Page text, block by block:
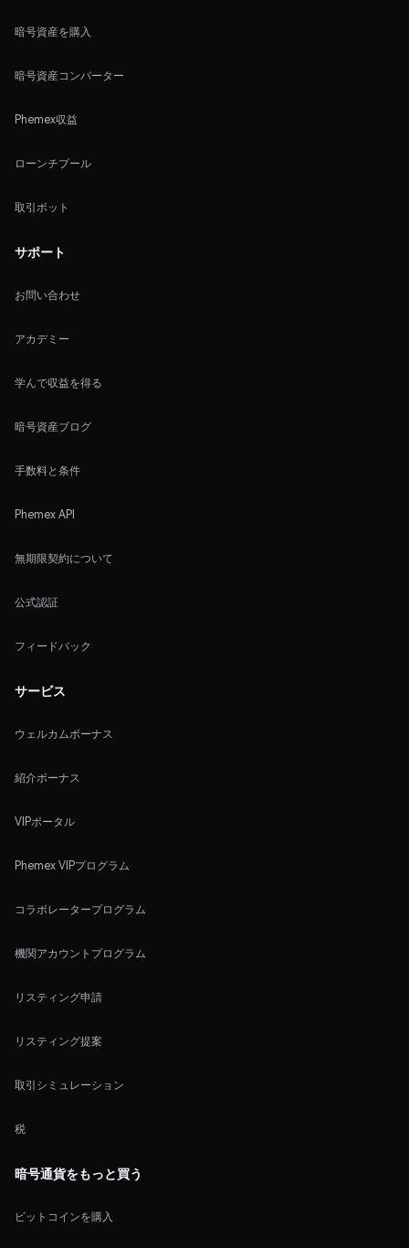
暗号資産を購入
暗号資産コンバーター
Phemex収益
ローンチプール
取引ボット
サポート
お問い合わせ
アカデミー
学んで収益を得る
暗号資産ブログ
手数料と条件
Phemex API
無期限契約について
公式認証
フィードバック
サービス
ウェルカムボーナス
紹介ボーナス
VIPポータル
Phemex VIPプログラム
コラボレータープログラム
機関アカウントプログラム
リスティング申請
リスティング提案
取引シミュレーション
税
暗号通貨をもっと買う
ビットコインを購入